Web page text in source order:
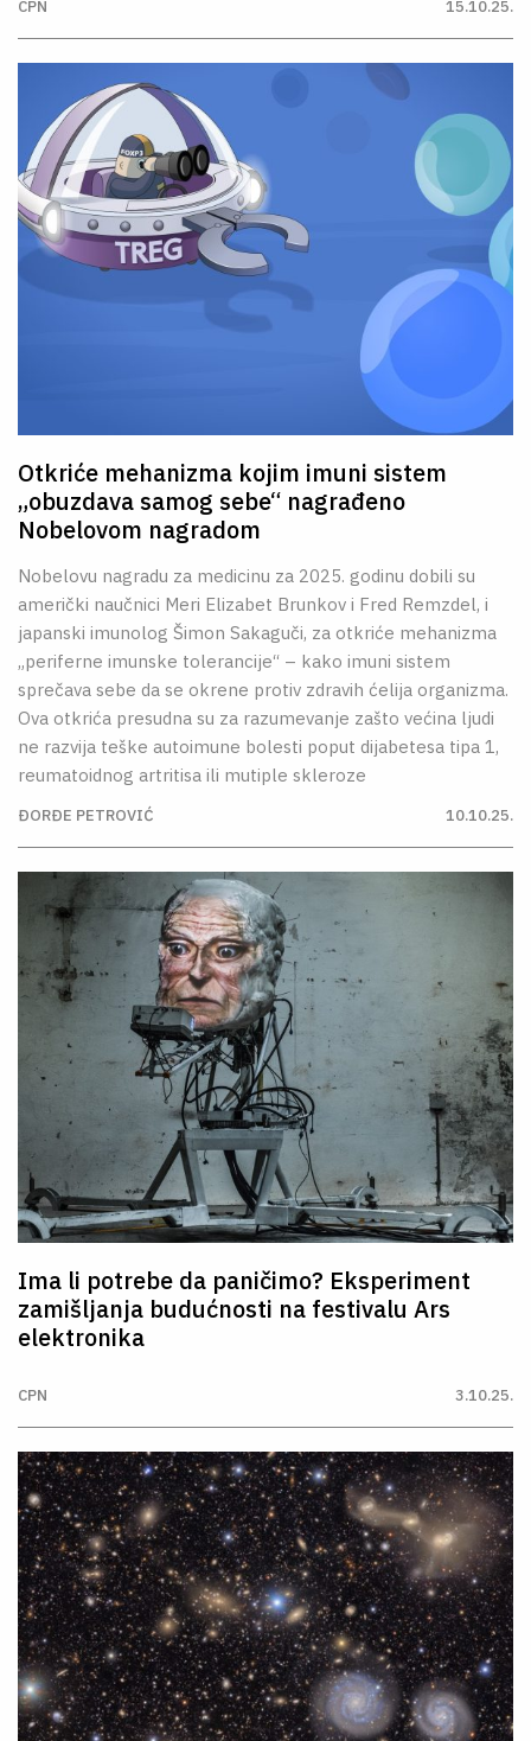
CPN 15.10.25.
Otkriće mehanizma kojim imuni sistem
„obuzdava samog sebe“ nagrađeno
Nobelovom nagradom
Nobelovu nagradu za medicinu za 2025. godinu dobili su
američki naučnici Meri Elizabet Brunkov i Fred Remzdel, i
japanski imunolog Šimon Sakaguči, za otkriće mehanizma
„periferne imunske tolerancije“ – kako imuni sistem
sprečava sebe da se okrene protiv zdravih ćelija organizma.
Ova otkrića presudna su za razumevanje zašto većina ljudi
ne razvija teške autoimune bolesti poput dijabetesa tipa 1,
reumatoidnog artritisa ili mutiple skleroze
ĐORĐE PETROVIĆ 10.10.25.
Ima li potrebe da paničimo? Eksperiment
zamišljanja budućnosti na festivalu Ars
elektronika
CPN 3.10.25.